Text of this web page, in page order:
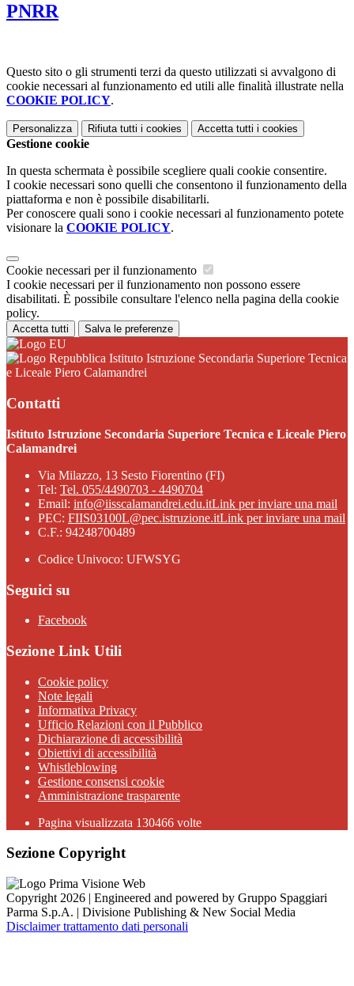
PNRR
Questo sito o gli strumenti terzi da questo utilizzati si avvalgono di
cookie necessari al funzionamento ed utili alle finalità illustrate nella
COOKIE POLICY.
Personalizza Rifiuta tutti i cookies Accetta tutti i cookies
Gestione cookie
In questa schermata è possibile scegliere quali cookie consentire.
I cookie necessari sono quelli che consentono il funzionamento della
piattaforma e non è possibile disabilitarli.
Per conoscere quali sono i cookie necessari al funzionamento potete
visionare la COOKIE POLICY.
Cookie necessari per il funzionamento
I cookie necessari per il funzionamento non possono essere
disabilitati. È possibile consultare l'elenco nella pagina della cookie
policy.
Accetta tutti Salva le preferenze
Istituto Istruzione Secondaria Superiore Tecnica
e Liceale Piero Calamandrei
Contatti
Istituto Istruzione Secondaria Superiore Tecnica e Liceale Piero
Calamandrei
Via Milazzo, 13 Sesto Fiorentino (FI)
Tel: Tel. 055/4490703 - 4490704
Email: info@iisscalamandrei.edu.itLink per inviare una mail
PEC: FIIS03100L@pec.istruzione.itLink per inviare una mail
C.F.: 94248700489
Codice Univoco: UFWSYG
Seguici su
Facebook
Sezione Link Utili
Cookie policy
Note legali
Informativa Privacy
Ufficio Relazioni con il Pubblico
Dichiarazione di accessibilità
Obiettivi di accessibilità
Whistleblowing
Gestione consensi cookie
Amministrazione trasparente
Pagina visualizzata 130466 volte
Sezione Copyright
Copyright 2026 | Engineered and powered by Gruppo Spaggiari
Parma S.p.A. | Divisione Publishing & New Social Media
Disclaimer trattamento dati personali